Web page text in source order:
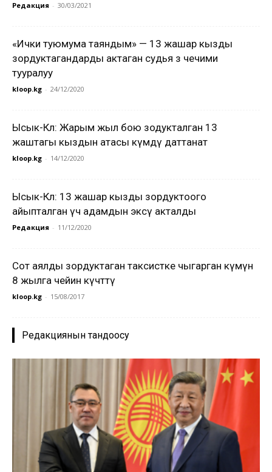
Редакция - 30/03/2021
«Ички туюмума таяндым» — 13 жашар кызды
зордуктагандарды актаган судья өз чечими
тууралуу
kloop.kg - 24/12/2020
Ысык-Көл: Жарым жыл бою зодукталган 13
жаштагы кыздын атасы өкүмдү даттанат
kloop.kg - 14/12/2020
Ысык-Көл: 13 жашар кызды зордуктоого
айыпталган үч адамдын экөөсү акталды
Редакция - 11/12/2020
Сот аялды зордуктаган таксистке чыгарган өкүмүн
8 жылга чейин күчөттү
kloop.kg - 15/08/2017
Редакциянын тандоосу